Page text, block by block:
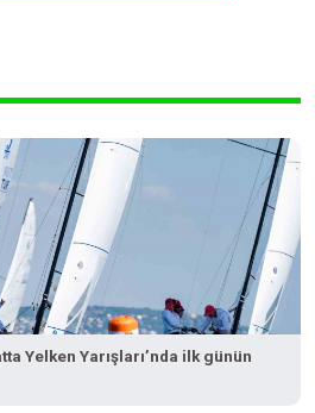
Yelken Yarışları’nda ilk günün